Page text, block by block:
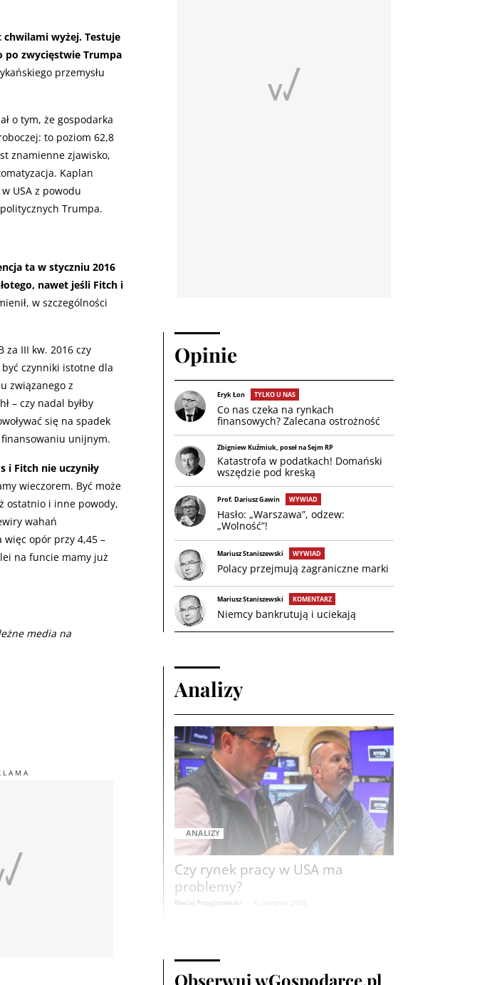
chwilami wyżej. Testuje
po zwycięstwie Trumpa
przemysłu
o tym, że gospodarka
to poziom 62,8
znamienne zjawisko,
Kaplan
USA z powodu
Trumpa.
ta w styczniu 2016
nawet jeśli Fitch i
w szczególności
za III kw. 2016 czy
czynniki istotne dla
związanego z
– czy nadal byłby
się na spadek
unijnym.
i Fitch nie uczyniły
wieczorem. Być może
ostatnio i inne powody,
wahań
więc opór przy 4,45 –
na funcie mamy już
media na
Opinie
Eryk Łon TYLKO U NAS
Co nas czeka na rynkach
finansowych? Zalecana ostrożność
Zbigniew Kuźmiuk, poseł na Sejm RP
Katastrofa w podatkach! Domański
wszędzie pod kreską
Prof. Dariusz Gawin WYWIAD
Hasło: „Warszawa”, odzew:
„Wolność”!
Mariusz Staniszewski WYWIAD
Polacy przejmują zagraniczne marki
Mariusz Staniszewski KOMENTARZ
Niemcy bankrutują i uciekają
Analizy
ANALIZY
Czy rynek pracy w USA ma
problemy?
Maciej Przygórzewski 6 sierpnia 2026
Obserwuj wGospodarce.pl